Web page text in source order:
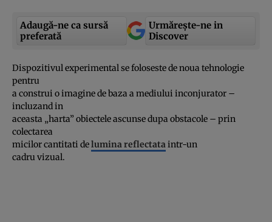
Adaugă-ne ca sursă
preferată
Urmărește-ne in
Discover
Dispozitivul experimental se foloseste de noua tehnologie
pentru
a construi o imagine de baza a mediului inconjurator –
incluzand in
aceasta „harta” obiectele ascunse dupa obstacole – prin
colectarea
micilor cantitati delumina reflectataintr-un
cadru vizual.